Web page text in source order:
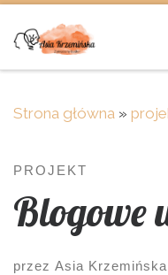
Skip to content
Strona główna »
PROJEKT
Blogowe
przez Asia Krzemińska